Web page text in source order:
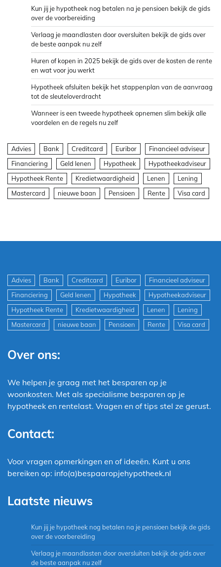
Kun jij je hypotheek nog betalen na je pensioen bekijk de gids
over de voorbereiding
Verlaag je maandlasten door oversluiten bekijk de gids over
de beste aanpak nu zelf
Huren of kopen in 2025 bekijk de gids over de kosten de rente
en wat voor jou werkt
Hypotheek afsluiten bekijk het stappenplan van de aanvraag
tot de sleuteloverdracht
Wanneer is een tweede hypotheek opnemen slim bekijk alle
voordelen en de regels nu zelf
Advies Bank Creditcard Euribor
Financieel adviseur
Financiering
Geld lenen Hypotheek
Hypotheekadviseur
Hypotheek Rente
Kredietwaardigheid Lenen
Lening
Mastercard
nieuwe baan Pensioen Rente Visa card
Advies Bank Creditcard Euribor
Financieel adviseur
Financiering
Geld lenen Hypotheek
Hypotheekadviseur
Hypotheek Rente
Kredietwaardigheid Lenen
Lening
Mastercard
nieuwe baan Pensioen Rente Visa card
Over ons:
We helpen je graag met het besparen op je
woonkosten. Met als specialisme besparen op je
hypotheek en rentelast. Vragen en of tips stel ze gerust.
Contact:
Voor vragen opmerkingen en of ideeën. Kunt u ons
bereiken op: info(a)bespaaropjehypotheek.nl
Laatste nieuws
Kun jij je hypotheek nog betalen na je pensioen bekijk de gids
over de voorbereiding
Verlaag je maandlasten door oversluiten bekijk de gids over
de beste aanpak nu zelf